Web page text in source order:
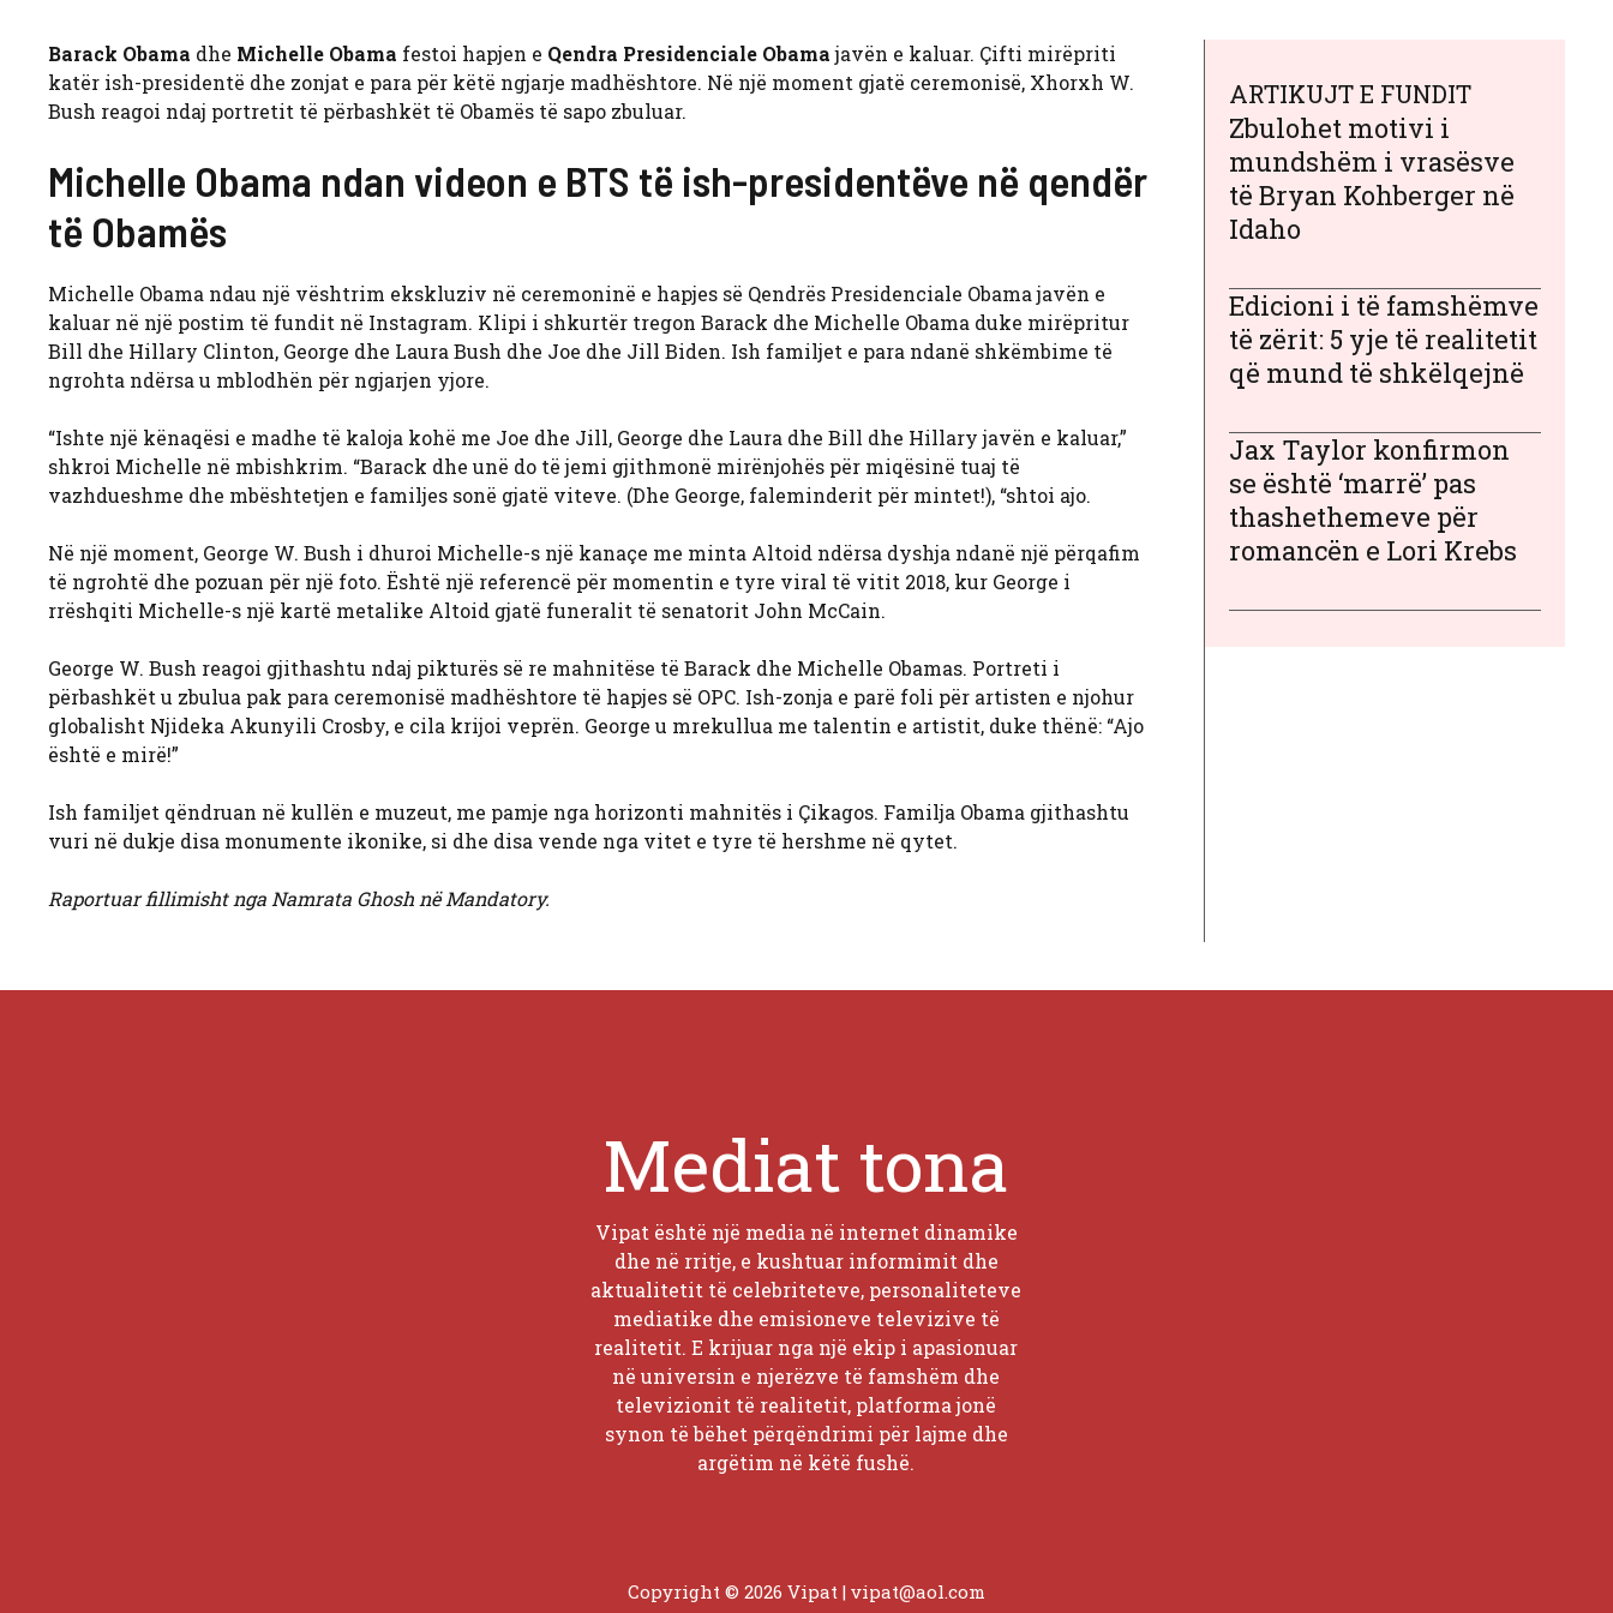
Barack Obama dhe Michelle Obama festoi hapjen e Qendra Presidenciale Obamajavën e kaluar. Çifti mirëpriti
katër ish-presidentë dhe zonjat e para për këtë ngjarje madhështore. Në një moment gjatë ceremonisë, Xhorxh W.
Bush reagoi ndaj portretit të përbashkët të Obamës të sapo zbuluar.
Michelle Obama ndan videon e BTS të ish-presidentëve në qendër
të Obamës
Michelle Obama ndau një vështrim ekskluziv në ceremoninë e hapjes së Qendrës Presidenciale Obama javën e
kaluar në një postim të fundit në Instagram. Klipi i shkurtër tregon Barack dhe Michelle Obama duke mirëpritur
Bill dhe Hillary Clinton, George dhe Laura Bush dhe Joe dhe Jill Biden. Ish familjet e para ndanë shkëmbime të
ngrohta ndërsa u mblodhën për ngjarjen yjore.
“Ishte një kënaqësi e madhe të kaloja kohë me Joe dhe Jill, George dhe Laura dhe Bill dhe Hillary javën e kaluar,”
shkroi Michelle në mbishkrim. “Barack dhe unë do të jemi gjithmonë mirënjohës për miqësinë tuaj të
vazhdueshme dhe mbështetjen e familjes sonë gjatë viteve. (Dhe George, faleminderit për mintet!), “shtoi ajo.
Në një moment, George W. Bush i dhuroi Michelle-s një kanaçe me minta Altoid ndërsa dyshja ndanë një përqafim
të ngrohtë dhe pozuan për një foto. Është një referencë për momentin e tyre viral të vitit 2018, kur George i
rrëshqiti Michelle-s një kartë metalike Altoid gjatë funeralit të senatorit John McCain.
George W. Bush reagoi gjithashtu ndaj pikturës së re mahnitëse të Barack dhe Michelle Obamas. Portreti i
përbashkët u zbulua pak para ceremonisë madhështore të hapjes së OPC. Ish-zonja e parë foli për artisten e njohur
globalisht Njideka Akunyili Crosby, e cila krijoi veprën. George u mrekullua me talentin e artistit, duke thënë: “Ajo
është e mirë!”
Ish familjet qëndruan në kullën e muzeut, me pamje nga horizonti mahnitës i Çikagos. Familja Obama gjithashtu
vuri në dukje disa monumente ikonike, si dhe disa vende nga vitet e tyre të hershme në qytet.
Raportuar fillimisht nga Namrata Ghosh në Mandatory.
ARTIKUJT E FUNDIT
Zbulohet motivi i
mundshëm i vrasësve
të Bryan Kohberger në
Idaho
Edicioni i të famshëmve
të zërit: 5 yje të realitetit
që mund të shkëlqejnë
Jax Taylor konfirmon
se është ‘marrë’ pas
thashethemeve për
romancën e Lori Krebs
Mediat tona
Vipat është një media në internet dinamike
dhe në rritje, e kushtuar informimit dhe
aktualitetit të celebriteteve, personaliteteve
mediatike dhe emisioneve televizive të
realitetit. E krijuar nga një ekip i apasionuar
në universin e njerëzve të famshëm dhe
televizionit të realitetit, platforma jonë
synon të bëhet përqëndrimi për lajme dhe
argëtim në këtë fushë.
Copyright © 2026 Vipat | vipat@aol.com